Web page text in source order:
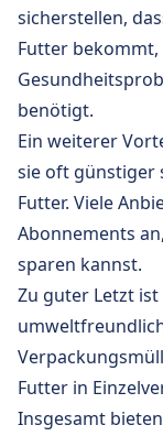
sicherstellen,
Futter
benötigt.
Ein weiterer
sie oft günstiger
Futter. Viele
Abonnements
sparen kannst.
Zu guter Letzt
Futter in
Insgesamt